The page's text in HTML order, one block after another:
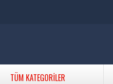
TÜM KATEGORİLER